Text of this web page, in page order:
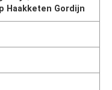
Haakketen Gordijn